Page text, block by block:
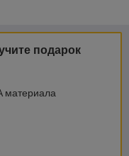
подарок
материала